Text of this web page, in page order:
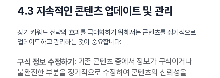
4.3 지속적인 콘텐츠 업데이트 및 관리
장기 키워드 전략의 효과를 극대화하기 위해서는 콘텐츠를 정기적으로
업데이트하고 관리하는 것이 중요합니다:
구식 정보 수정하기 : 기존 콘텐츠 중에서 정보가 구식이거나
불완전한 부분을 정기적으로 수정하여 콘텐츠의 신뢰성을